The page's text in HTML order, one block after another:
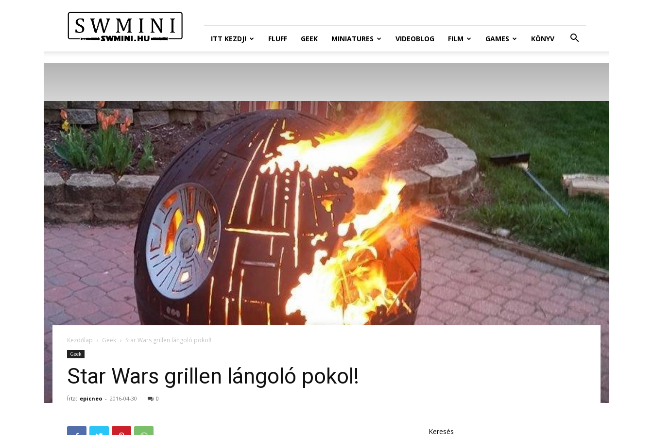
Wars
Miniatures
Portál
ITT KEZDJ! FLUFF GEEK MINIATURES VIDEOBLOG FILM GAMES KÖNYV
Kezdőlap Geek Star Wars grillen lángoló pokol!
Geek
Star Wars grillen lángoló pokol!
Írta: epicneo - 2016-04-30 0
Keresés